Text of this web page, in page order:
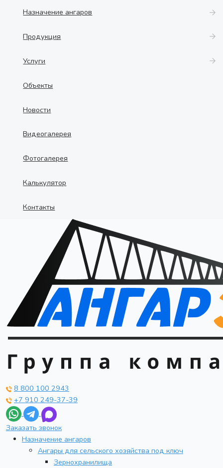
Назначение ангаров
Продукция
Услуги
Объекты
Новости
Видеогалерея
Фотогалерея
Калькулятор
Контакты
8 800 100 2943
+7 910 249-37-39
Заказать звонок
Назначение ангаров
Ангары для сельского хозяйства под ключ
Зернохранилища